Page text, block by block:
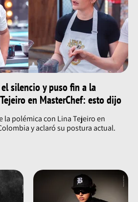
silencio y puso fin a la
en MasterChef: esto dijo
la polémica con Lina Tejeiro en
y aclaró su postura actual.